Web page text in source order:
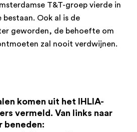
T&T-groep vierde in
Ook al is de
geworden, de behoefte om
zal nooit verdwijnen.
komen uit het IHLIA-
vermeld. Van links naar
beneden: